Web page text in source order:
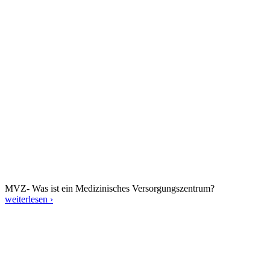
MVZ- Was ist ein Medizinisches Versorgungszentrum?
weiterlesen ›